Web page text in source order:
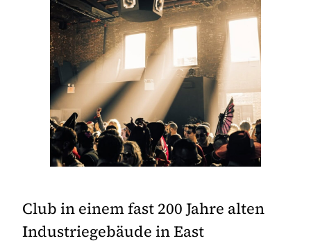
Club in einem fast 200 Jahre alten
Industriegebäude in East